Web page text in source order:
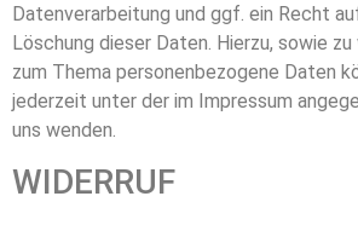
Datenverarbeitung und ggf. ein Recht
Löschung dieser Daten. Hierzu, sowie
zum Thema personenbezogene Daten
jederzeit unter der im Impressum
uns wenden.
WIDERRUF